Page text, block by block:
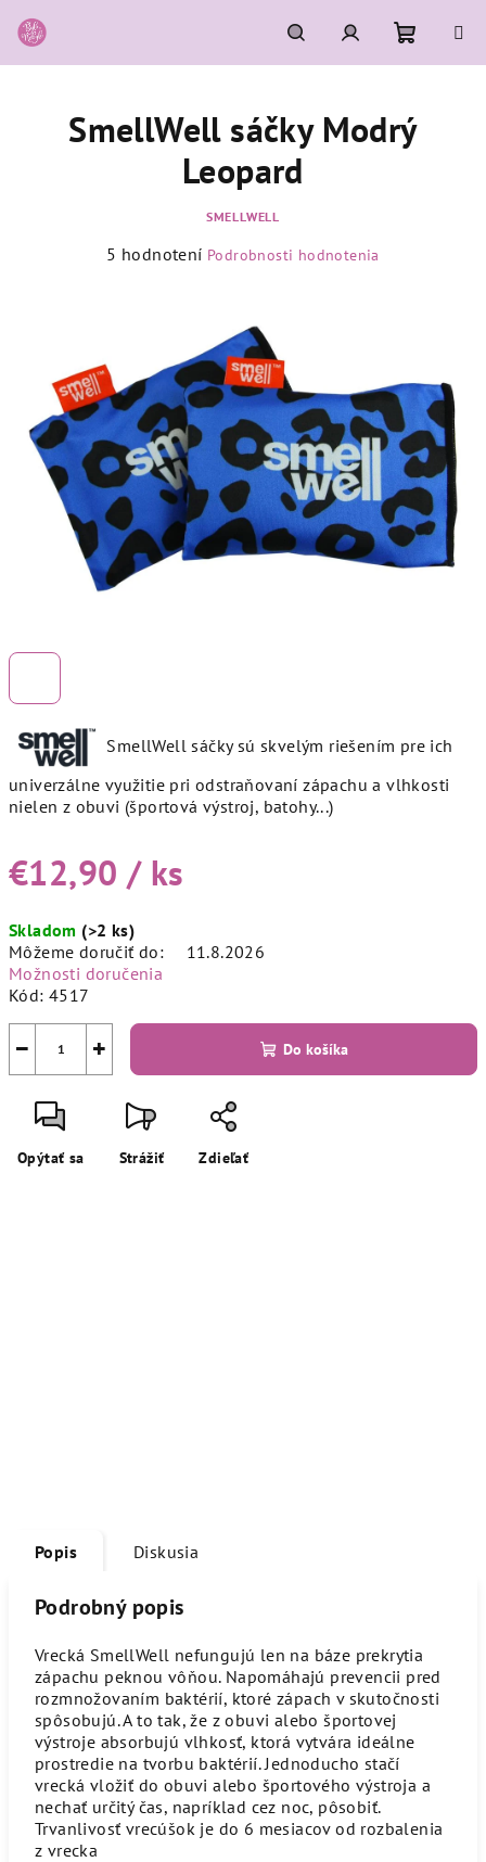
na
obsah
HľadaťPrihlásenie
košík
SmellWell sáčky sú skvelým riešením pre ich
univerzálne využitie pri odstraňovaní zápachu a vlhkosti
nielen z obuvi (športová výstroj, batohy...)
€12,90 / ks
cena:
Skladom (>2 ks)
Môžeme doručiť do:
11.8.2026
Možnosti doručenia
Kód: 4517
+
− Do košíka
Opýtať sa Strážiť Zdieľať
SmellWell sáčky Modrý
Leopard
SMELLWELL
Priemerné
z
5
hviezdičiek.
5 hodnotení Podrobnosti hodnotenia
Popis Diskusia
Podrobný popis
Vrecká SmellWell nefungujú len na báze prekrytia
zápachu peknou vôňou. Napomáhajú prevencii pred
rozmnožovaním baktérií, ktoré zápach v skutočnosti
spôsobujú. A to tak, že z obuvi alebo športovej
výstroje absorbujú vlhkosť, ktorá vytvára ideálne
prostredie na tvorbu baktérií. Jednoducho stačí
vrecká vložiť do obuvi alebo športového výstroja a
nechať určitý čas, napríklad cez noc, pôsobiť.
Trvanlivosť vrecúšok je do 6 mesiacov od rozbalenia
z vrecka